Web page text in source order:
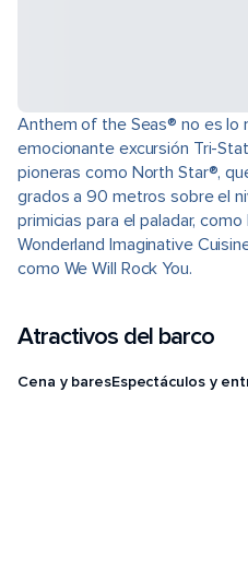
Anthem of the Seas® no es lo
emocionante excursión Tri-
pioneras como North Star®,
grados a 90 metros sobre el
primicias para el paladar,
Wonderland Imaginative
como We Will Rock You.
Atractivos del barco
Cena y baresEspectáculos y